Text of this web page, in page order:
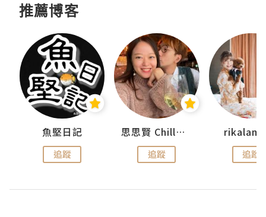
推薦博客
魚堅日記
追蹤
思思賢 ChillMyBabe
追蹤 追蹤